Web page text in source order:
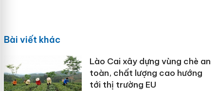
Bài viết khác
Lào Cai xây dựng vùng chè an
toàn, chất lượng cao hướng
tới thị trường EU